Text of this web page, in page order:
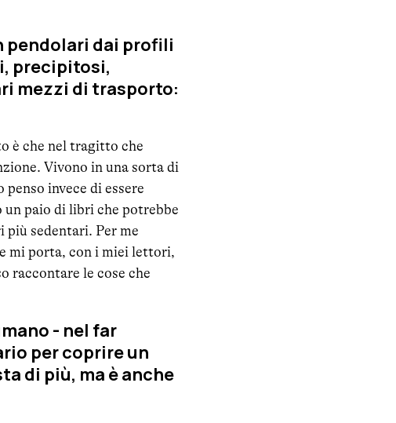
pendolari dai profili
precipitosi,
mezzi di trasporto:
è che nel tragitto che
Vivono in una sorta di
invece di essere
paio di libri che potrebbe
sedentari. Per me
mi porta, con i miei lettori,
raccontare le cose che
- nel far
per coprire un
di più, ma è anche